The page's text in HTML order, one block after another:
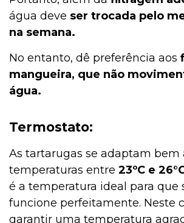
água deve ser trocada pelo
na semana.
No entanto, dê preferência aos
mangueira, que não
água.
Termostato:
As tartarugas se adaptam bem
temperaturas entre 23ºC e
é a temperatura ideal para que
funcione perfeitamente. Neste
garantir uma temperatura